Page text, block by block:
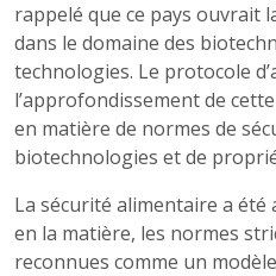
rappelé que ce pays ouvrait
dans le domaine des
technologies. Le protocole
l’approfondissement de
en matière de normes de
biotechnologies et de
La sécurité alimentaire a
en la matière, les normes
reconnues comme un